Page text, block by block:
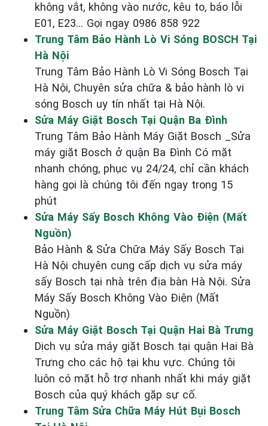
không vắt, không vào nước, kêu to, báo lỗi
E01, E23... Gọi ngay 0986 858 922
Trung Tâm Bảo Hành Lò Vi Sóng BOSCH Tại
Hà Nội
Trung Tâm Bảo Hành Lò Vi Sóng Bosch Tại
Hà Nội, Chuyên sửa chữa & bảo hành lò vi
sóng Bosch uy tín nhất tại Hà Nội.
Sửa Máy Giặt Bosch Tại Quận Ba Đình
Trung Tâm Bảo Hành Máy Giặt Bosch _Sửa
máy giặt Bosch ở quận Ba Đình Có mặt
nhanh chóng, phục vụ 24/24, chỉ cần khách
hàng gọi là chúng tôi đến ngay trong 15
phút
Sửa Máy Sấy Bosch Không Vào Điện (Mất
Nguồn)
Bảo Hành & Sửa Chữa Máy Sấy Bosch Tại
Hà Nội chuyên cung cấp dịch vụ sửa máy
sấy Bosch tại nhà trên địa bàn Hà Nội. Sửa
Máy Sấy Bosch Không Vào Điện (Mất
Nguồn)
Sửa Máy Giặt Bosch Tại Quận Hai Bà Trưng
Dịch vụ sửa máy giặt Bosch tại quận Hai Bà
Trưng cho các hộ tại khu vực. Chúng tôi
luôn có mặt hỗ trợ nhanh nhất khi máy giặt
Bosch của quý khách gặp sự cố.
Trung Tâm Sửa Chữa Máy Hút Bụi Bosch